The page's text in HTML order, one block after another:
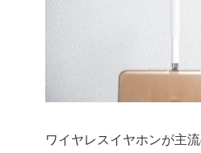
ワイヤレスイヤホンが主